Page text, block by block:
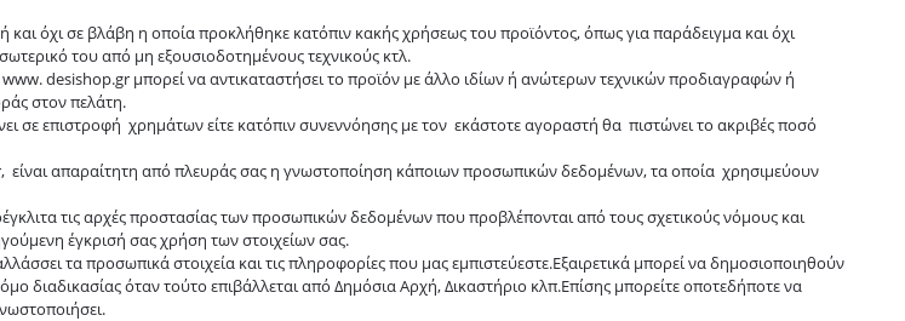
όχι σε βλάβη η οποία προκλήθηκε κατόπιν κακής χρήσεως του προϊόντος, όπως για παράδειγμα και όχι
του από μη εξουσιοδοτημένους τεχνικούς κτλ.
desishop.gr μπορεί να αντικαταστήσει το προϊόν με άλλο ιδίων ή ανώτερων τεχνικών προδιαγραφών ή
στον πελάτη.
σε επιστροφή χρημάτων είτε κατόπιν συνεννόησης με τον εκάστοτε αγοραστή θα πιστώνει το ακριβές ποσό
απαραίτητη από πλευράς σας η γνωστοποίηση κάποιων προσωπικών δεδομένων, τα οποία χρησιμεύουν
τις αρχές προστασίας των προσωπικών δεδομένων που προβλέπονται από τους σχετικούς νόμους και
έγκρισή σας χρήση των στοιχείων σας.
τα προσωπικά στοιχεία και τις πληροφορίες που μας εμπιστεύεστε.Εξαιρετικά μπορεί να δημοσιοποιηθούν
διαδικασίας όταν τούτο επιβάλλεται από Δημόσια Αρχή, Δικαστήριο κλπ.Επίσης μπορείτε οποτεδήποτε να